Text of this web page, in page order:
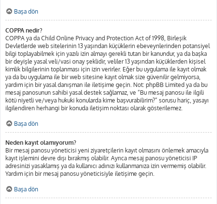
Başa dön
COPPA nedir?
COPPA ya da Child Online Privacy and Protection Act of 1998, Birleşik
Devletlerde web sitelerinin 13 yaşından küçüklerin ebeveynlerinden potansiyel
bilgi toplayabilmek için yazılı izin almayı gerekli tutan bir kanundur, ya da başka
bir deyişle yasal veli/vasi onay şeklidir, veliler 13 yaşından küçüklerden kişisel
kimlik bilgilerinin toplanması için izin verirler. Eğer bu uygulama ile kayıt olmak
ya da bu uygulama ile bir web sitesine kayıt olmak size güvenilir gelmiyorsa,
yardım için bir yasal danışman ile iletişime geçin. Not: phpBB Limited ya da bu
mesaj panosunun sahibi yasal destek sağlamaz, ve “Bu mesaj panosu ile ilgili
kötü niyetli ve/veya hukuki konularda kime başvurabilirim?” sorusu hariç, yasayı
ilgilendiren herhangi bir konuda iletişim noktası olarak gösterilemez.
Başa dön
Neden kayıt olamıyorum?
Bir mesaj panosu yöneticisi yeni ziyaretçilerin kayıt olmasını önlemek amacıyla
kayıt işlemini devre dışı bırakmış olabilir. Ayrıca mesaj panosu yöneticisi IP
adresinizi yasaklamış ya da kullanıcı adınızı kullanmanıza izin vermemiş olabilir.
Yardım için bir mesaj panosu yöneticisiyle iletişime geçin.
Başa dön